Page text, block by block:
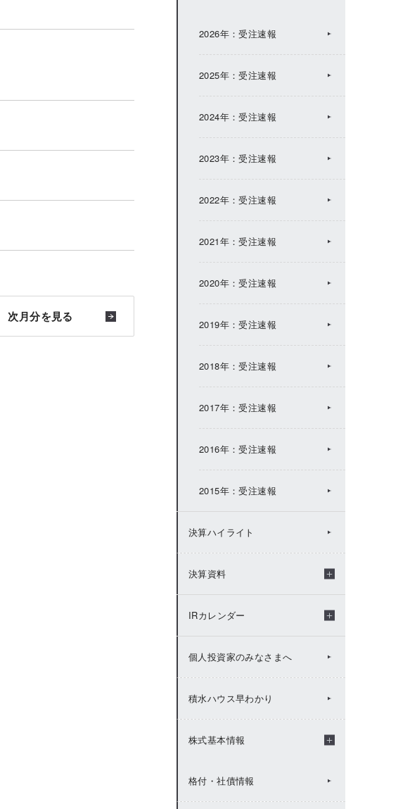
次月分を見る
2026年：受注速報
2025年：受注速報
2024年：受注速報
2023年：受注速報
2022年：受注速報
2021年：受注速報
2020年：受注速報
2019年：受注速報
2018年：受注速報
2017年：受注速報
2016年：受注速報
2015年：受注速報
決算ハイライト
決算資料
年度別決算資料
決算短信
説明会資料
FACTBOOK
有価証券報告書等
IRカレンダー
IRカレンダー（2026年度）
IRカレンダー（2025年度）
IRカレンダー（2024年度）
IRカレンダー（2023年度）
個人投資家のみなさまへ
積水ハウス早わかり
株式基本情報
株式基本情報
格付・社債情報